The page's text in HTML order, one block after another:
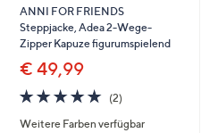
ANNI FOR FRIENDS
Steppjacke, Adea 2-Wege-
Zipper Kapuze figurumspielend
€ 49,99
5.0
von
5
(2)2
Weitere Farben verfügbar